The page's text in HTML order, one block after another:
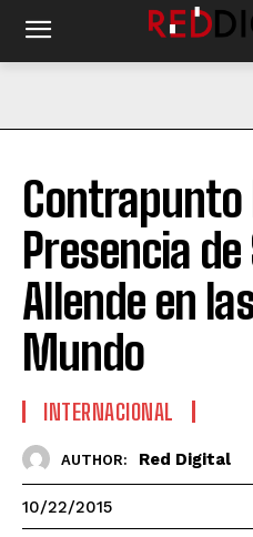
Contrapunto
Presencia
Allende en
Mundo
INTERNACIONAL
AUTHOR: Red Digital
10/22/2015